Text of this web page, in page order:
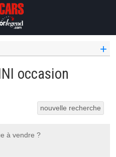
+
occasion
nouvelle recherche
à vendre ?